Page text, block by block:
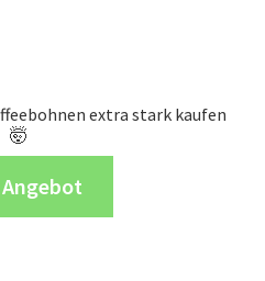
extra stark kaufen
🤯